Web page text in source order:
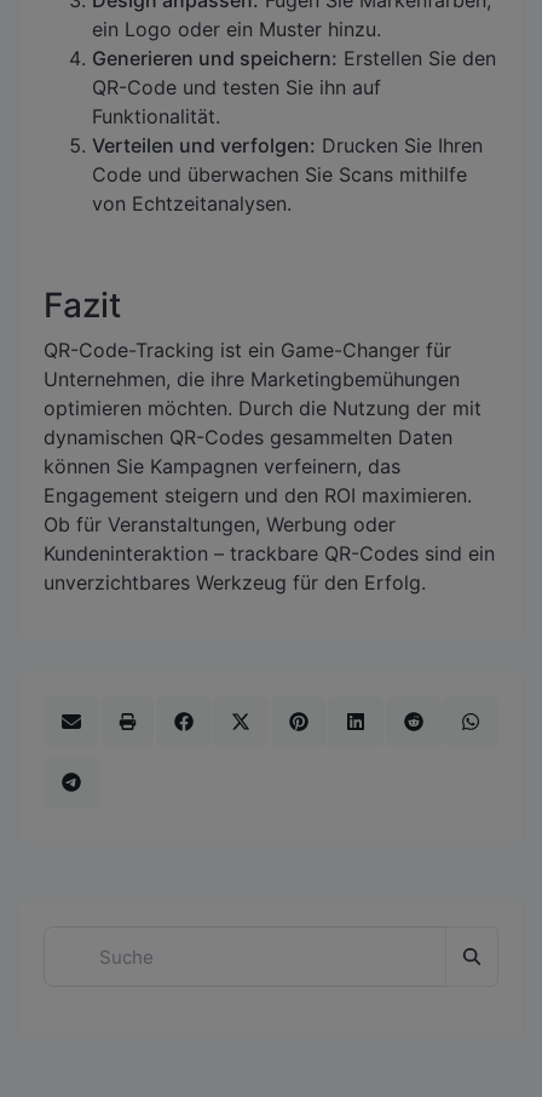
ein Logo oder ein Muster hinzu.
Generieren und speichern: Erstellen Sie den
QR-Code und testen Sie ihn auf
Funktionalität.
Verteilen und verfolgen: Drucken Sie Ihren
Code und überwachen Sie Scans mithilfe
von Echtzeitanalysen.
Fazit
QR-Code-Tracking ist ein Game-Changer für
Unternehmen, die ihre Marketingbemühungen
optimieren möchten. Durch die Nutzung der mit
dynamischen QR-Codes gesammelten Daten
können Sie Kampagnen verfeinern, das
Engagement steigern und den ROI maximieren.
Ob für Veranstaltungen, Werbung oder
Kundeninteraktion – trackbare QR-Codes sind ein
unverzichtbares Werkzeug für den Erfolg.